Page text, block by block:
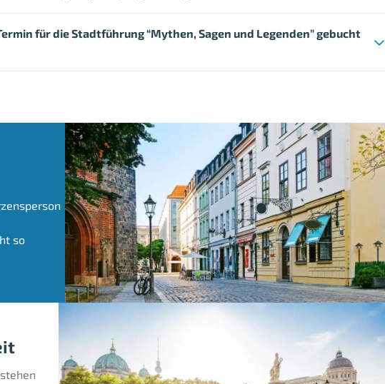
für die Stadtführung “Mythen, Sagen und Legenden” gebucht
so